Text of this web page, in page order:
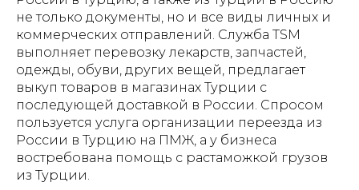
не только документы, но и все виды личных и
коммерческих отправлений. Служба TSM
выполняет перевозку лекарств, запчастей,
одежды, обуви, других вещей, предлагает
выкуп товаров в магазинах Турции с
последующей доставкой в России. Спросом
пользуется услуга организации переезда из
России в Турцию на ПМЖ, а у бизнеса
востребована помощь с растаможкой грузов
из Турции.